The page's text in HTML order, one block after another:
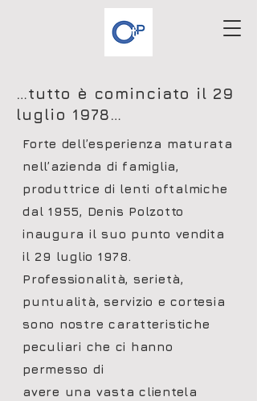
…tutto è cominciato il 29
luglio 1978…
Forte dell’esperienza maturata
nell’azienda di famiglia,
produttrice di lenti oftalmiche
dal 1955, Denis Polzotto
inaugura il suo punto vendita
il 29 luglio 1978.
Professionalità, serietà,
puntualità, servizio e cortesia
sono nostre caratteristiche
peculiari che ci hanno
permesso di
avere una vasta clientela